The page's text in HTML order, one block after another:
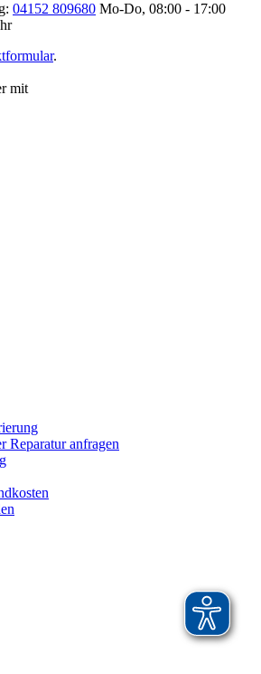
04152 809680 Mo-Do, 08:00 - 17:00
.
mit
Reparatur anfragen